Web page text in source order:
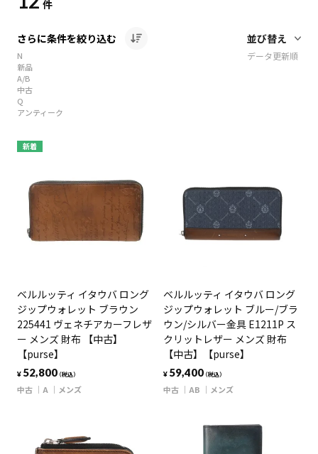
件
さらに条件を絞り込む
N
新品
A/B
中古
Q
アンティーク
データ更新順
新着
ベルルッティ イタウバ ロング
ジップウォレット ブラウン
225441 ヴェネチアカーフレザ
ー メンズ 財布 【中古】
【purse】
¥ 52,800（税込）
中古 A メンズ
ベルルッティ イタウバ ロング
ジップウォレット ブルー/ブラ
ウン/シルバー金具 E1211P ス
クリットレザー メンズ 財布
【中古】【purse】
¥ 59,400（税込）
中古 AB メンズ